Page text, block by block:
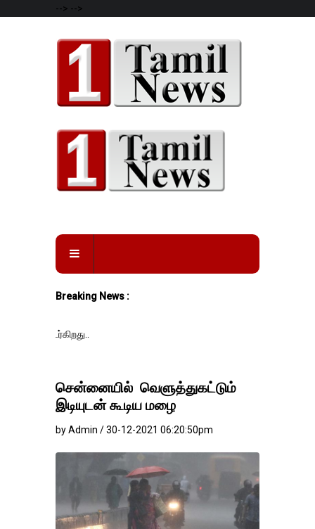
--> -->
Breaking News :
சென்னையில் வெளுத்துகட்டும்
இடியுடன் கூடிய மழை
by Admin / 30-12-2021 06:20:50pm